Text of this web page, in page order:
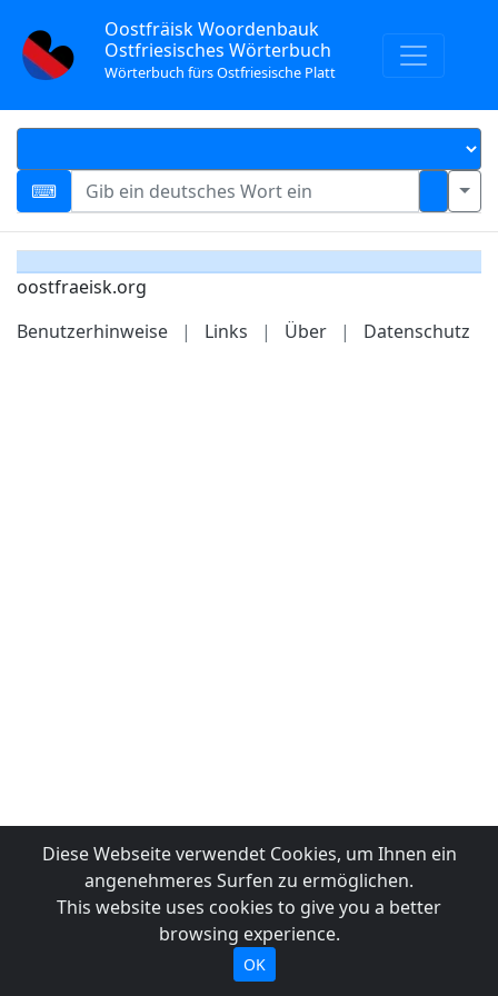
Oostfräisk Woordenbauk
Ostfriesisches Wörterbuch
Wörterbuch fürs Ostfriesische Platt
oostfraeisk.org
Benutzerhinweise
| Links | Über | Datenschutz
Diese Webseite verwendet Cookies, um Ihnen ein
angenehmeres Surfen zu ermöglichen.
This website uses cookies to give you a better
browsing experience.
OK